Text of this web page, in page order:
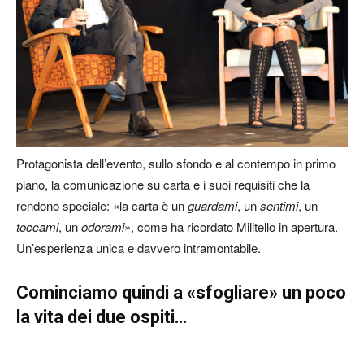
Protagonista dell’evento, sullo sfondo e al contempo in primo
piano, la comunicazione su carta e i suoi requisiti che la
rendono speciale: «la carta è unguardami, unsentimi, un
toccami, unodorami», come ha ricordato Militello in apertura.
Un’esperienza unica e davvero intramontabile.
Cominciamo quindi a «sfogliare» un poco
la vita dei due ospiti…